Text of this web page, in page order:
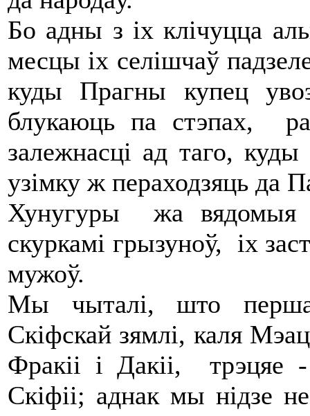
Бо адны з іх клічуцца
месцы іх селішчаў
куды Прагны купец
блукаюць па стэпах,
залежнасці ад таго,
узімку ж пераходзяць да
Хунугуры жа вядомыя
скуркамі грызуноў, іх
мужоў.
Мы чыталі, што
Скіфскай зямлі, каля
Фракіі і Дакіі, трэцяе
Скіфіі; аднак мы нідзе